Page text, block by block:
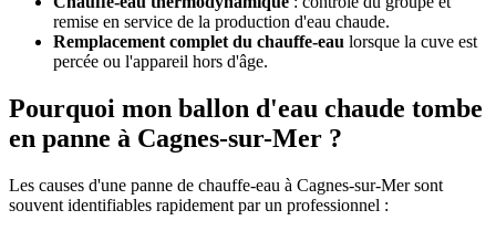
remise en service de la production d'eau chaude.
Remplacement complet du chauffe-eau lorsque la cuve est
percée ou l'appareil hors d'âge.
Pourquoi mon ballon d'eau chaude tombe
en panne à Cagnes-sur-Mer ?
Les causes d'une panne de chauffe-eau à Cagnes-sur-Mer sont
souvent identifiables rapidement par un professionnel :